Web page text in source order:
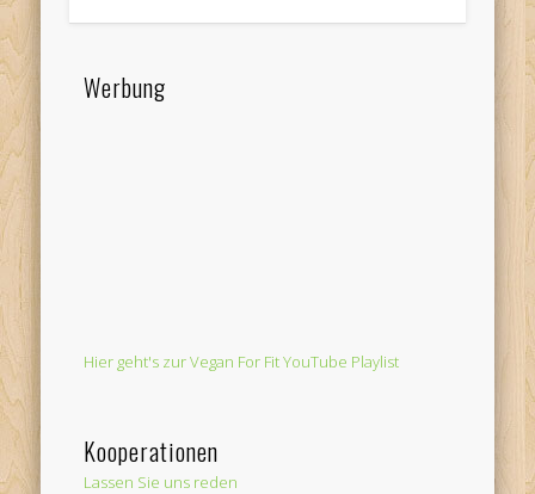
Werbung
Hier geht's zur Vegan For Fit YouTube Playlist
Kooperationen
Lassen Sie uns reden